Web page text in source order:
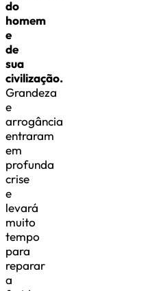
do
homem
e
de
sua
civilização.
Grandeza
e
arrogância
entraram
em
profunda
crise
e
levará
muito
tempo
para
reparar
a